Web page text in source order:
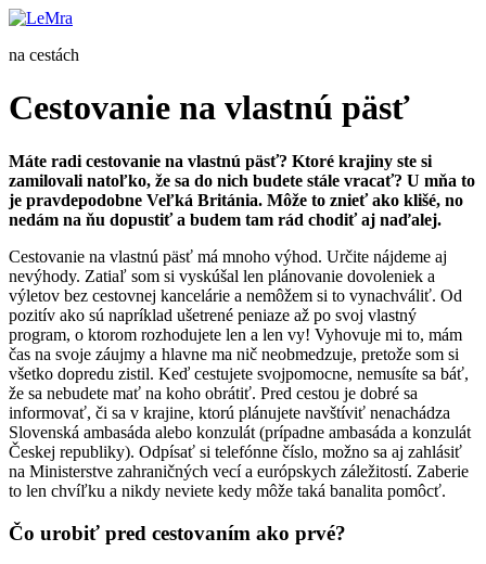
Preskočiť
obsah
na cestách
Cestovanie na vlastnú päsť
Máte radi cestovanie na vlastnú päsť? Ktoré krajiny ste si
zamilovali natoľko, že sa do nich budete stále vracať? U mňa to
je pravdepodobne Veľká Británia. Môže to znieť ako klišé, no
nedám na ňu dopustiť a budem tam rád chodiť aj naďalej.
Cestovanie na vlastnú päsť má mnoho výhod. Určite nájdeme aj
nevýhody. Zatiaľ som si vyskúšal len plánovanie dovoleniek a
výletov bez cestovnej kancelárie a nemôžem si to vynachváliť. Od
pozitív ako sú napríklad ušetrené peniaze až po svoj vlastný
program, o ktorom rozhodujete len a len vy! Vyhovuje mi to, mám
čas na svoje záujmy a hlavne ma nič neobmedzuje, pretože som si
všetko dopredu zistil. Keď cestujete svojpomocne, nemusíte sa báť,
že sa nebudete mať na koho obrátiť. Pred cestou je dobré sa
informovať, či sa v krajine, ktorú plánujete navštíviť nenachádza
Slovenská ambasáda alebo konzulát (prípadne ambasáda a konzulát
Českej republiky). Odpísať si telefónne číslo, možno sa aj zahlásiť
na Ministerstve zahraničných vecí a európskych záležitostí. Zaberie
to len chvíľku a nikdy neviete kedy môže taká banalita pomôcť.
Čo urobiť pred cestovaním ako prvé?